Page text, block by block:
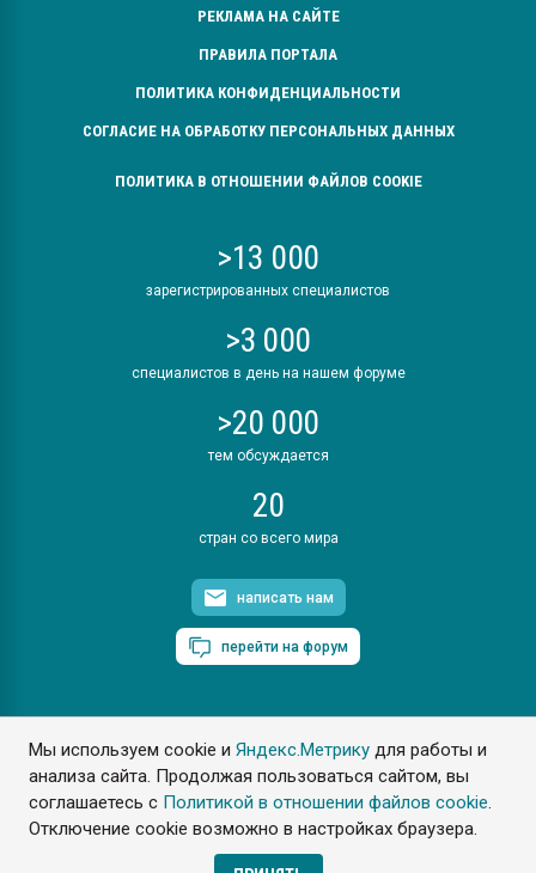
Мы используем cookie иЯндекс.Метрику для работы и
анализа сайта. Продолжая пользоваться сайтом, вы
соглашаетесь с Политикой в отношении файлов cookie.
Отключение cookie возможно в настройках браузера.
РЕКЛАМА НА САЙТЕ
ПРАВИЛА ПОРТАЛА
ПОЛИТИКА КОНФИДЕНЦИАЛЬНОСТИ
СОГЛАСИЕ НА ОБРАБОТКУ ПЕРСОНАЛЬНЫХ ДАННЫХ
ПОЛИТИКА В ОТНОШЕНИИ ФАЙЛОВ COOKIE
>13 000
зарегистрированных специалистов
>3 000
специалистов в день на нашем форуме
>20 000
тем обсуждается
20
стран со всего мира
написать нам
перейти на форум
ПластЭксперт © 2006. Все права защищены
Разрешается копирование материалов сайта с обязательной
ссылкой на www.e-plastic.ru
Разработка сайта